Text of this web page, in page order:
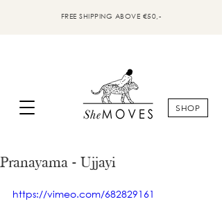
FREE SHIPPING ABOVE €50,-
SHOP
Pranayama - Ujjayi
https://vimeo.com/682829161